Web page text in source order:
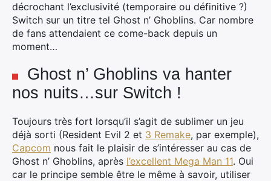
décrochant l’exclusivité (temporaire ou définitive ?)
Switch sur un titre tel Ghost n’ Ghoblins. Car nombre
de fans attendaient ce come-back depuis un
moment…
Ghost n’ Ghoblins va hanter
nos nuits…sur Switch !
Toujours très fort lorsqu’il s’agit de sublimer un jeu
déjà sorti (Resident Evil 2 et 3 Remake, par exemple),
Capcom nous fait le plaisir de s’intéresser au cas de
Ghost n’ Ghoblins, après l’excellent Mega Man 11. Oui
car le principe semble être le même à savoir, utiliser